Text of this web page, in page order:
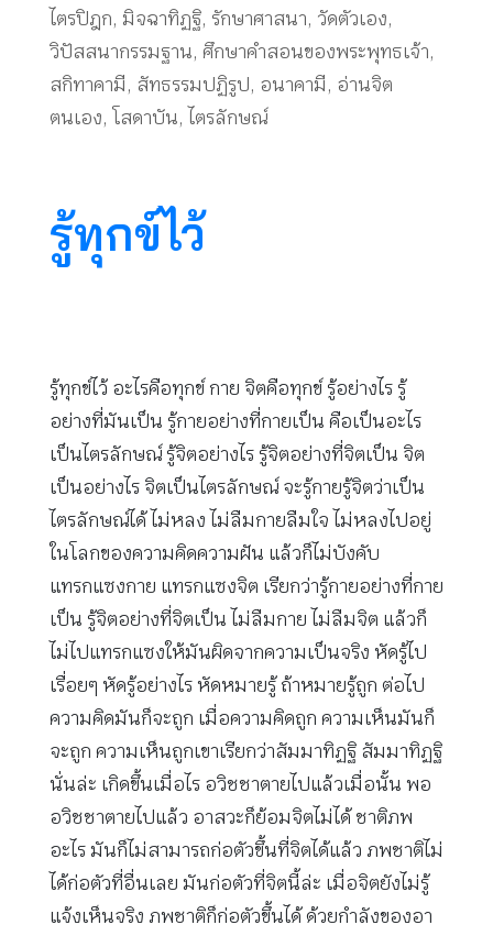
ไตรปิฎก, มิจฉาทิฏฐิ, รักษาศาสนา, วัดตัวเอง,
วิปัสสนากรรมฐาน, ศึกษาคำสอนของพระพุทธเจ้า,
สกิทาคามี, สัทธรรมปฏิรูป, อนาคามี, อ่านจิต
ตนเอง, โสดาบัน, ไตรลักษณ์
รู้ทุกข์ไว้
รู้ทุกข์ไว้ อะไรคือทุกข์ กาย จิตคือทุกข์ รู้อย่างไร รู้
อย่างที่มันเป็น รู้กายอย่างที่กายเป็น คือเป็นอะไร
เป็นไตรลักษณ์ รู้จิตอย่างไร รู้จิตอย่างที่จิตเป็น จิต
เป็นอย่างไร จิตเป็นไตรลักษณ์ จะรู้กายรู้จิตว่าเป็น
ไตรลักษณ์ได้ ไม่หลง ไม่ลืมกายลืมใจ ไม่หลงไปอยู่
ในโลกของความคิดความฝัน แล้วก็ไม่บังคับ
แทรกแซงกาย แทรกแซงจิต เรียกว่ารู้กายอย่างที่กาย
เป็น รู้จิตอย่างที่จิตเป็น ไม่ลืมกาย ไม่ลืมจิต แล้วก็
ไม่ไปแทรกแซงให้มันผิดจากความเป็นจริง หัดรู้ไป
เรื่อยๆ หัดรู้อย่างไร หัดหมายรู้ ถ้าหมายรู้ถูก ต่อไป
ความคิดมันก็จะถูก เมื่อความคิดถูก ความเห็นมันก็
จะถูก ความเห็นถูกเขาเรียกว่าสัมมาทิฏฐิ สัมมาทิฏฐิ
นั่นล่ะ เกิดขึ้นเมื่อไร อวิชชาตายไปแล้วเมื่อนั้น พอ
อวิชชาตายไปแล้ว อาสวะก็ย้อมจิตไม่ได้ ชาติภพ
อะไร มันก็ไม่สามารถก่อตัวขึ้นที่จิตได้แล้ว ภพชาติไม่
ได้ก่อตัวที่อื่นเลย มันก่อตัวที่จิตนี้ล่ะ เมื่อจิตยังไม่รู้
แจ้งเห็นจริง ภพชาติก็ก่อตัวขึ้นได้ ด้วยกำลังของอา